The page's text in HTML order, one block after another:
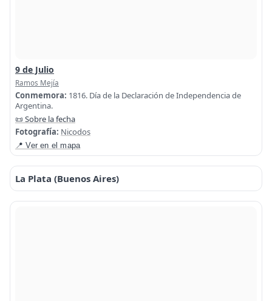
9 de Julio
Ramos Mejía
Conmemora: 1816. Día de la Declaración de Independencia de
Argentina.
📜 Sobre la fecha
Fotografía: Nicodos
📍 Ver en el mapa
La Plata (Buenos Aires)